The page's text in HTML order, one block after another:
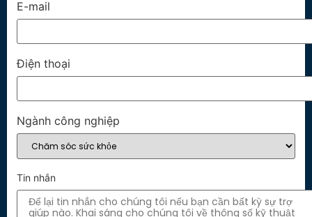
E-mail
Điện thoại
Ngành công nghiệp
Tin nhắn